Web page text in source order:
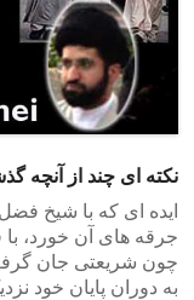
نکته ای چند از آنچه
ایده ای که با شیخ
جرقه های آن خورد، با
چون شریعتی جان
به دوران پایان خود